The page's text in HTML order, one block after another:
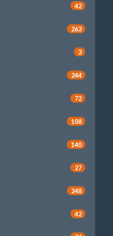
42
263
3
244
72
108
140
27
248
42